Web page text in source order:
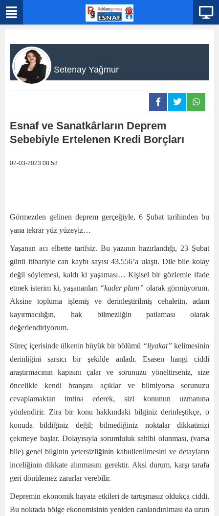
Setenay Yağmur
Esnaf ve Sanatkârların Deprem
Sebebiyle Ertelenen Kredi Borçları
02-03-2023 08:58
Görmezden gelinen deprem gerçeğiyle, 6 Şubat tarihinden bu
yana tekrar yüz yüzeyiz…
Yaşanan acı elbette tarifsiz. Bu yazının hazırlandığı, 23 Şubat
günü itibariyle can kaybı sayısı 43.556’a ulaştı. Dile bile kolay
değil söylemesi, kaldı ki yaşaması… Kişisel bir gözlemle ifade
etmek isterim ki, yaşananları “kader planı” olarak görmüyorum.
Aksine topluma işlemiş ve derinleştirilmiş cehaletin, adam
kayırmacılığın, hak bilmezliğin patlaması olarak
değerlendiriyorum.
Süreç içerisinde ülkenin büyük bir bölümü “liyakat” kelimesinin
derinliğini sarsıcı bir şekilde anladı. Esasen hangi ciddi
araştırmacının kapısını çalar ve sorunuzu yöneltirseniz, size
öncelikle kendi branşını açıklar ve bilmiyorsa sorunuzu
cevaplamaktan imtina ederek, sizi konunun uzmanına
yönlendirir. Zira bir konu hakkındaki bilginiz derinleştikçe, o
konuda bildiğiniz değil; bilmediğiniz noktalar dikkatinizi
çekmeye başlar. Dolayısıyla sorumluluk sahibi olunması, (varsa
bile) genel bilginin yetersizliğinin kabullenilmesini ve detayların
inceliğinin dikkate alınmasını gerektir. Aksi durum, karşı tarafa
geri dönülemez zararlar verebilir.
Depremin ekonomik hayata etkileri de tartışmasız oldukça ciddi.
Bu noktada bölge ekonomisinin yeniden canlandırılması da uzun